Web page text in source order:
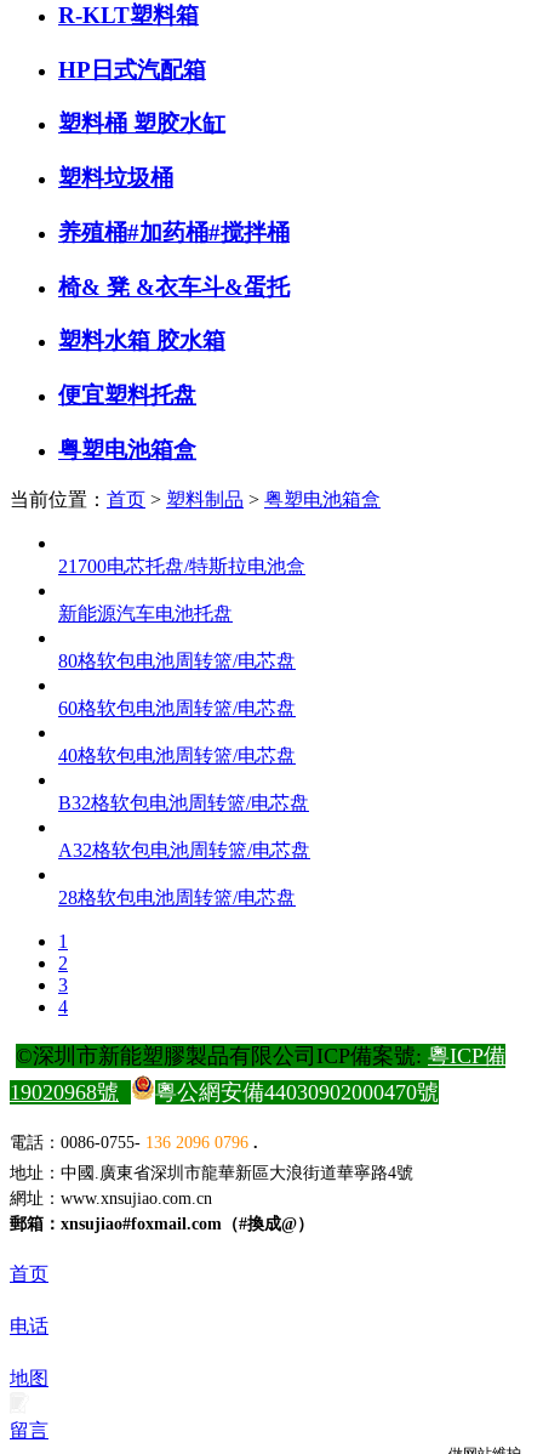
R-KLT塑料箱
HP日式汽配箱
塑料桶 塑胶水缸
塑料垃圾桶
养殖桶#加药桶#搅拌桶
椅& 凳 &衣车斗&蛋托
塑料水箱 胶水箱
便宜塑料托盘
粤塑电池箱盒
当前位置： 首页 > 塑料制品 > 粤塑电池箱盒
21700电芯托盘/特斯拉电池盒
新能源汽车电池托盘
80格软包电池周转篮/电芯盘
60格软包电池周转篮/电芯盘
40格软包电池周转篮/电芯盘
B32格软包电池周转篮/电芯盘
A32格软包电池周转篮/电芯盘
28格软包电池周转篮/电芯盘
1
2
3
4
©深圳市新能塑膠製品有限公司ICP備案號: 粵ICP備
19020968號
粵公網安備44030902000470號
電話：0086-0755- 136 2096 0796 .
地址：中國.廣東省深圳市龍華新區大浪街道華寧路4號
網址： www.xnsujiao.com.cn
郵箱：xnsujiao#foxmail.com（#換成@）
首页
电话
地图
留言